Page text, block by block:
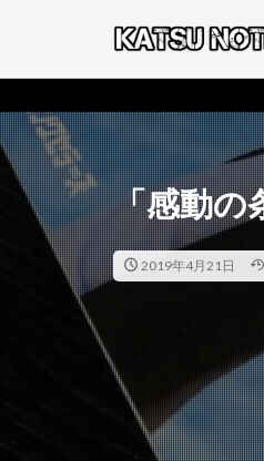
「感動の
2019年4月21日